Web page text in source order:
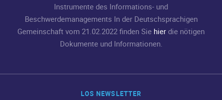
LOS NEWSLETTER
Instrumente des Informations- und
Beschwerdemanagements In der Deutschsprachigen
Gemeinschaft vom 21.02.2022 finden Sie hier die nötigen
Dokumente und Informationen.